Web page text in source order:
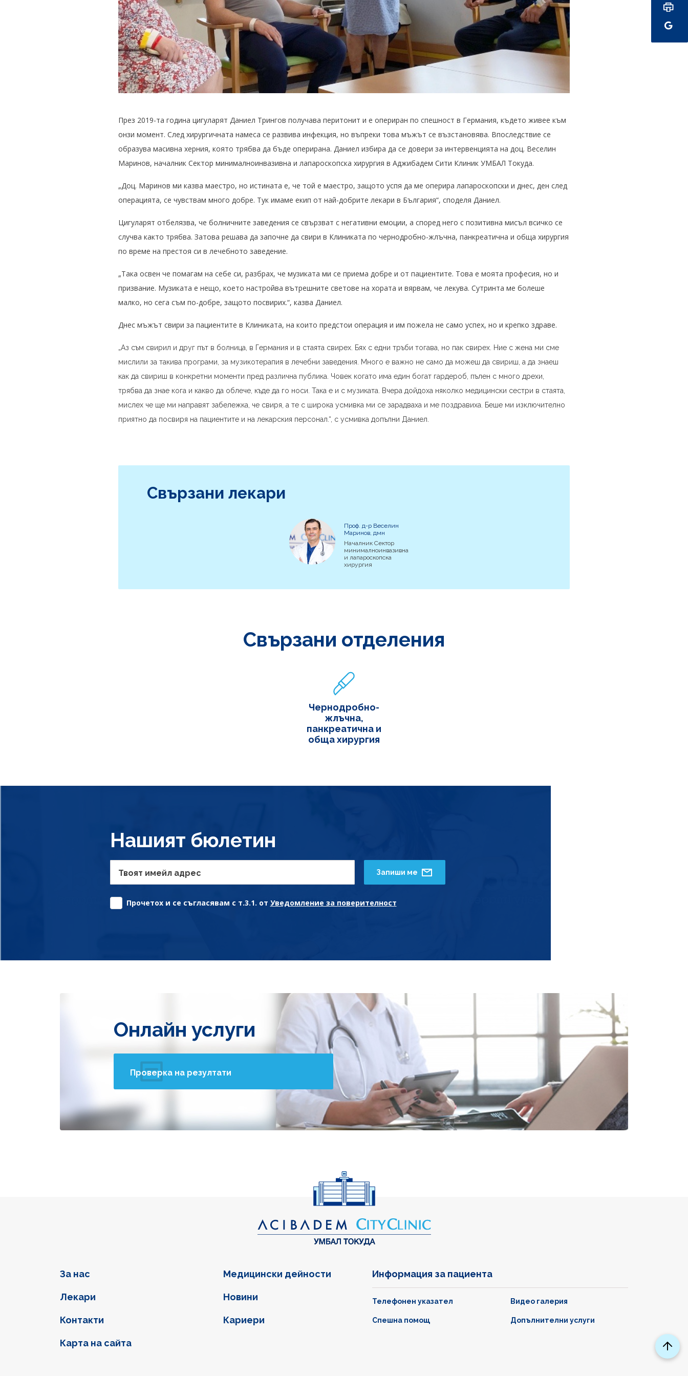
През 2019-та година цигуларят Даниел Трингов получава перитонит и е опериран по спешност в Германия, където живее към
онзи момент. След хирургичната намеса се развива инфекция, но въпреки това мъжът се възстановява. Впоследствие се
образува масивна херния, която трябва да бъде оперирана. Даниел избира да се довери за интервенцията на доц. Веселин
Маринов, началник Сектор минималноинвазивна и лапароскопска хирургия в Аджибадем Сити Клиник УМБАЛ Токуда.
„Доц. Маринов ми казва маестро, но истината е, че той е маестро, защото успя да ме оперира лапароскопски и днес, ден след
операцията, се чувствам много добре. Тук имаме екип от най-добрите лекари в България“, споделя Даниел.
Цигуларят отбелязва, че болничните заведения се свързват с негативни емоции, а според него с позитивна мисъл всичко се
случва както трябва. Затова решава да започне да свири в Клиниката по чернодробно-жлъчна, панкреатична и обща хирургия
по време на престоя си в лечебното заведение.
„Така освен че помагам на себе си, разбрах, че музиката ми се приема добре и от пациентите. Това е моята професия, но и
призвание. Музиката е нещо, което настройва вътрешните светове на хората и вярвам, че лекува. Сутринта ме болеше
малко, но сега съм по-добре, защото посвирих.“, казва Даниел.
Днес мъжът свири за пациентите в Клиниката, на които предстои операция и им пожела не само успех, но и крепко здраве.
„Аз съм свирил и друг път в болница, в Германия и в стаята свирех. Бях с едни тръби тогава, но пак свирех. Ние с жена ми сме
мислили за такива програми, за музикотерапия в лечебни заведения. Много е важно не само да можеш да свириш, а да знаеш
как да свириш в конкретни моменти пред различна публика. Човек когато има един богат гардероб, пълен с много дрехи,
трябва да знае кога и какво да облече, къде да го носи. Така е и с музиката. Вчера дойдоха няколко медицински сестри в стаята,
мислех че ще ми направят забележка, че свиря, а те с широка усмивка ми се зарадваха и ме поздравиха.
Беше ми изключително
приятно да посвиря на пациентите и на лекарския персонал.“, с усмивка допълни Даниел.
Свързани лекари
Проф. д-р Веселин
Маринов, дмн
Началник Сектор
минималноинвазивна
и лапароскопска
хирургия
Свързани отделения
Чернодробно-
жлъчна,
панкреатична и
обща хирургия
Нашият бюлетин
Твоят имейл адрес
Прочетох и се съгласявам с т.3.1. от Уведомление за поверителност
Запиши ме
Онлайн услуги
Проверка на резултати
Фуутер навигация
За нас Медицински дейности
Лекари Новини
Контакти Кариери
Карта на сайта
Информация за пациента
Телефонен указател Видео галерия
Спешна помощ Допълнителни услуги